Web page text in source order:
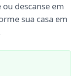
descanse em
sua casa em